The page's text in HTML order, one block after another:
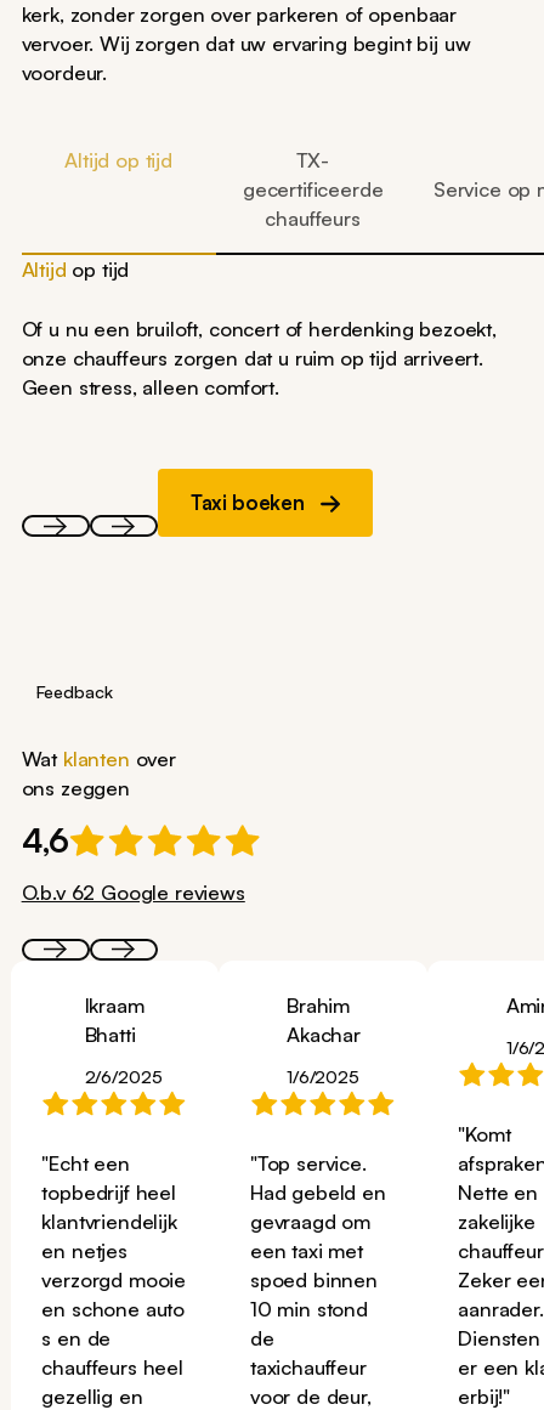
kerk, zonder zorgen over parkeren of openbaar
vervoer. Wij zorgen dat uw ervaring begint bij uw
voordeur.
Altijd op tijd
TX-
gecertificeerde
chauffeurs
Service op
Altijd op tijd
Of u nu een bruiloft, concert of herdenking bezoekt,
onze chauffeurs zorgen dat u ruim op tijd arriveert.
Geen stress, alleen comfort.
Taxi boeken
Feedback
Wat klanten over
ons zeggen
4,6
O.b.v 62 Google reviews
Ikraam
Bhatti
2/6/2025
"Echt een
topbedrijf heel
klantvriendelijk
en netjes
verzorgd mooie
en schone auto
s en de
chauffeurs heel
gezellig en
Brahim
Akachar
1/6/2025
"Top service.
Had gebeld en
gevraagd om
een taxi met
spoed binnen
10 min stond
de
taxichauffeur
voor de deur,
1/6/
"Komt
Nette en
zakelijke
Zeker
er een
erbij!"